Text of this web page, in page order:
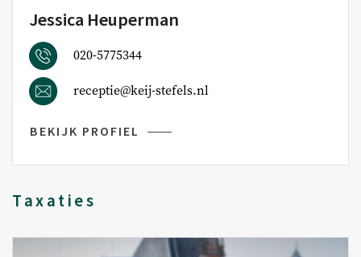
Jessica Heuperman
020-5775344
receptie@keij-stefels.nl
BEKIJK PROFIEL
Taxaties